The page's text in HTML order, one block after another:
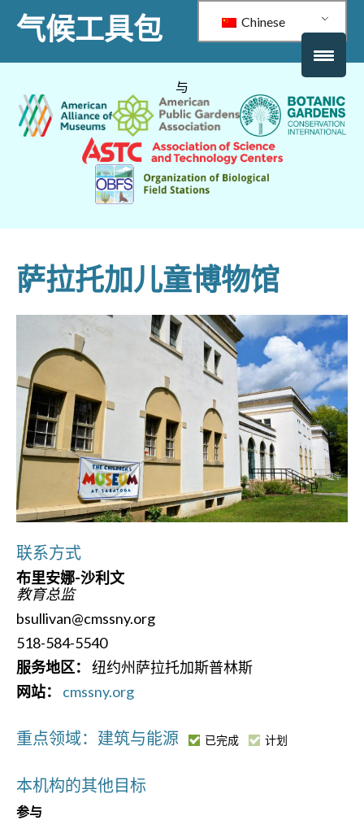
气候工具包 Chinese
与
萨拉托加儿童博物馆
联系方式
布里安娜-沙利文
教育总监
bsullivan@cmssny.org
518-584-5540
服务地区：
纽约州萨拉托加斯普林斯
网站：
cmssny.org
重点领域：建筑与能源 已完成 计划
本机构的其他目标
参与